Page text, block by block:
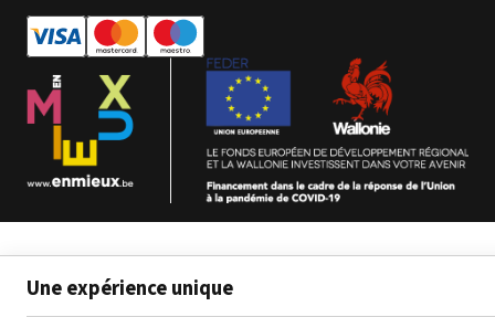
Digital Inkjet Computer to
Plate - Plaques PS et CtCP
Voir le détail
Bannière en textile -
polyester pour impression jet
d'encre
Voir le détail
Une expérience unique